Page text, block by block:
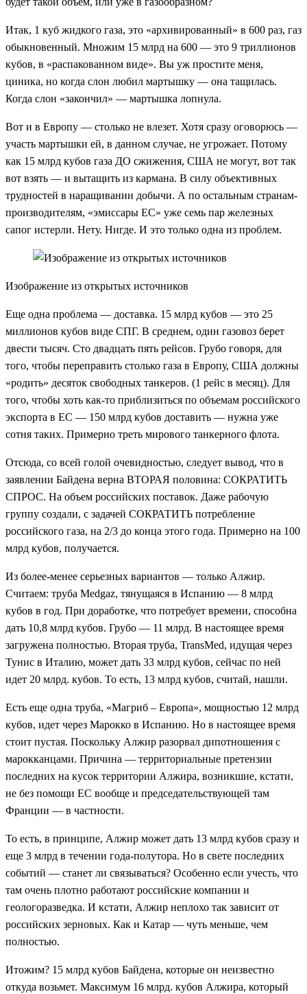
Итак, 1 куб жидкого газа, это «архивированный» в 600 раз, газ
обыкновенный. Множим 15 млрд на 600 — это 9 триллионов
кубов, в «распакованном виде». Вы уж простите меня,
циника, но когда слон любил мартышку — она тащилась.
Когда слон «закончил» — мартышка лопнула.
Вот и в Европу — столько не влезет. Хотя сразу оговорюсь —
участь мартышки ей, в данном случае, не угрожает. Потому
как 15 млрд кубов газа ДО сжижения, США не могут, вот так
вот взять — и вытащить из кармана. В силу объективных
трудностей в наращивании добычи. А по остальным странам-
производителям, «эмиссары ЕС» уже семь пар железных
сапог истерли. Нету. Нигде. И это только одна из проблем.
Изображение из открытых источников
Еще одна проблема — доставка. 15 млрд кубов — это 25
миллионов кубов виде СПГ. В среднем, один газовоз берет
двести тысяч. Сто двадцать пять рейсов. Грубо говоря, для
того, чтобы переправить столько газа в Европу, США должны
«родить» десяток свободных танкеров. (1 рейс в месяц). Для
того, чтобы хоть как-то приблизиться по объемам российского
экспорта в ЕС — 150 млрд кубов доставить — нужна уже
сотня таких. Примерно треть мирового танкерного флота.
Отсюда, со всей голой очевидностью, следует вывод, что в
заявлении Байдена верна ВТОРАЯ половина: СОКРАТИТЬ
СПРОС. На объем российских поставок. Даже рабочую
группу создали, с задачей СОКРАТИТЬ потребление
российского газа, на 2/3 до конца этого года. Примерно на 100
млрд кубов, получается.
Из более-менее серьезных вариантов — только Алжир.
Считаем: труба Medgaz, тянущаяся в Испанию — 8 млрд
кубов в год. При доработке, что потребует времени, способна
дать 10,8 млрд кубов. Грубо — 11 млрд. В настоящее время
загружена полностью. Вторая труба, TransMed, идущая через
Тунис в Италию, может дать 33 млрд кубов, сейчас по ней
идет 20 млрд. кубов. То есть, 13 млрд кубов, считай, нашли.
Есть еще одна труба, «Магриб – Европа», мощностью 12 млрд
кубов, идет через Марокко в Испанию. Но в настоящее время
стоит пустая. Поскольку Алжир разорвал дипотношения с
марокканцами. Причина — территориальные претензии
последних на кусок территории Алжира, возникшие, кстати,
не без помощи ЕС вообще и председательствующей там
Франции — в частности.
То есть, в принципе, Алжир может дать 13 млрд кубов сразу и
еще 3 млрд в течении года-полутора. Но в свете последних
событий — станет ли связываться? Особенно если учесть, что
там очень плотно работают российские компании и
геологоразведка. И кстати, Алжир неплохо так зависит от
российских зерновых. Как и Катар — чуть меньше, чем
полностью.
Итожим? 15 млрд кубов Байдена, которые он неизвестно
откуда возьмет. Максимум 16 млрд. кубов Алжира, который